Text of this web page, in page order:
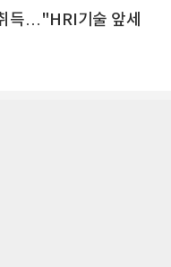
득…"HRI기술 앞세